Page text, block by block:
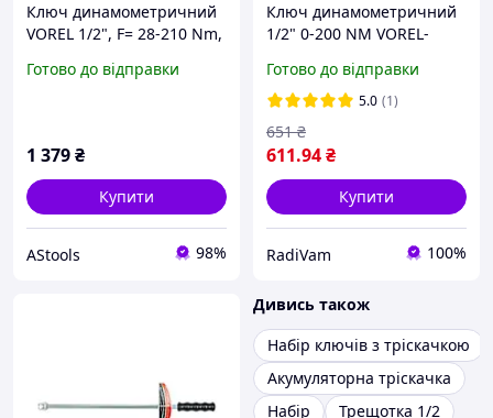
Ключ динамометричний
VOREL 1/2", F= 28-210 Nm,
Готово до відправки
1 379₴
Купити
AStools 98%
Ключ динамометричний
1/2" 0-200 NM VOREL-
Готово до відправки
5.0 (1)
611.94₴
651 ₴
Купити
RadiVam 100%
Дивись також
Набір ключів з тріскачкою
Акумуляторна тріскачка
Набір
Трещотка 1/2